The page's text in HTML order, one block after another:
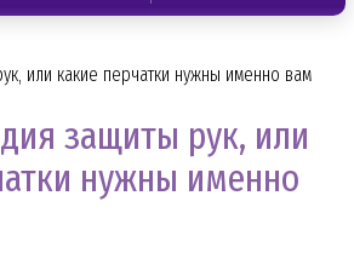
или какие перчатки нужны именно вам
защиты рук, или
нужны именно